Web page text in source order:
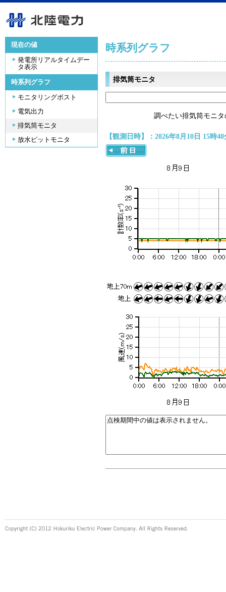
現在の値
発電所リアルタイムデー
タ表示
時系列グラフ
モニタリングポスト
電気出力
排気筒モニタ
放水ピットモニタ
時系列グラフ
排気筒モニタ
調べたい排気筒モニ
【観測日時】：2026年8月10日 15時40